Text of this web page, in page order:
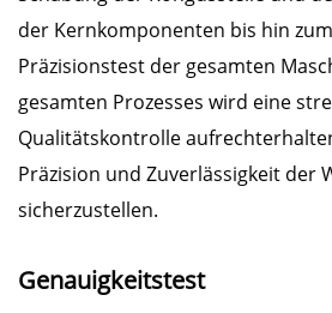
der Kernkomponenten bis hin
Präzisionstest der gesamten
gesamten Prozesses wird eine
Qualitätskontrolle
Präzision und Zuverlässigkeit der
sicherzustellen.
Genauigkeitstest